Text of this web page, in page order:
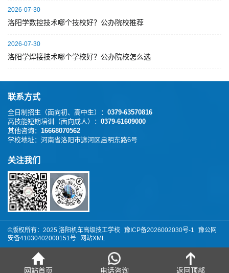
2026-07-30
洛阳学数控技术哪个技校好？公办院校推荐
2026-07-30
洛阳学焊接技术哪个学校好？公办院校怎么选
联系方式
全日制招生（面向初、高中生）： 0379-63570816
高技能短期培训（面向成人）： 0379-61609000
其他咨询： 16668070562
学校地址： 河南省洛阳市瀍河区启明东路6号
关注我们
©版权所有：️2025 洛阳机车高级技工学校 豫ICP备2026002030号-1
豫公网
安备41030402000151号
网站XML
网站首页 电话咨询 返回顶部